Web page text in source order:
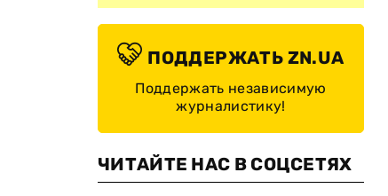
ПОДДЕРЖАТЬ ZN.UA
Поддержать независимую
журналистику!
ЧИТАЙТЕ НАС В СОЦСЕТЯХ